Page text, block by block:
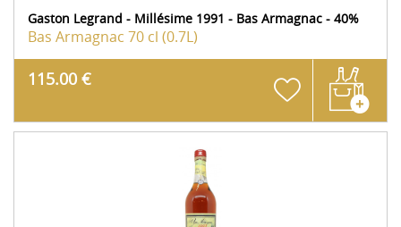
Gaston Legrand - Millésime 1991 - Bas Armagnac - 40%
Bas Armagnac 70 cl (0.7L)
115.00 €